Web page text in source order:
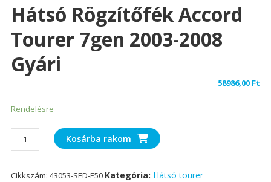
Hátsó Rögzítőfék Accord
Tourer 7gen 2003-2008
Gyári
58986,00 Ft
Rendelésre
Hátsó
rögzítőfék
Accord
Tourer
Kosárba rakom
Cikkszám: 43053-SED-E50 Kategória: Hátsó tourer